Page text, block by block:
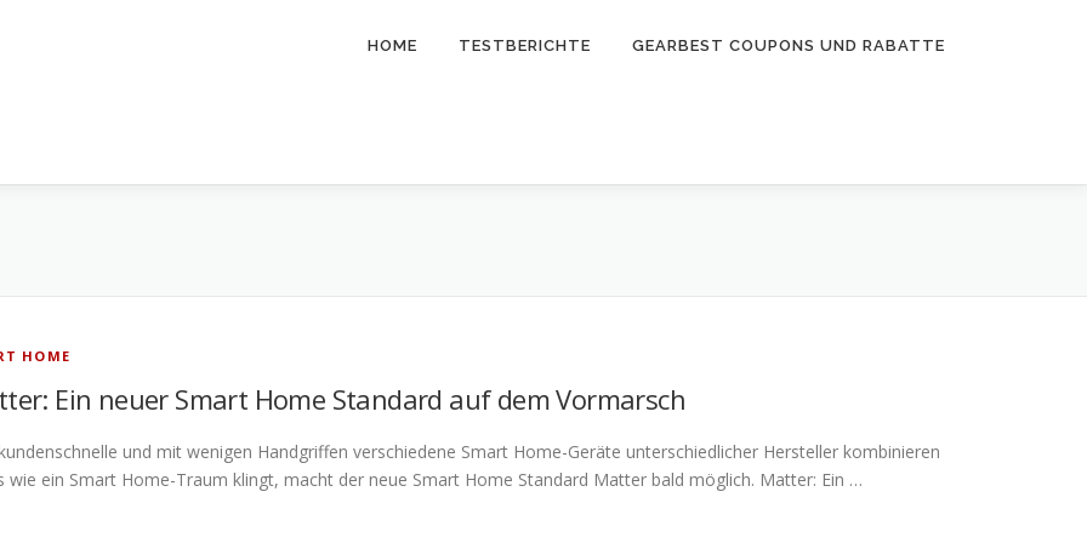
HOME TESTBERICHTE GEARBEST COUPONS UND RABATTE
HOME
Ein neuer Smart Home Standard auf dem Vormarsch
und mit wenigen Handgriffen verschiedene Smart Home-Geräte unterschiedlicher Hersteller kombinieren
wie ein Smart Home-Traum klingt, macht der neue Smart Home Standard Matter bald möglich. Matter: Ein …